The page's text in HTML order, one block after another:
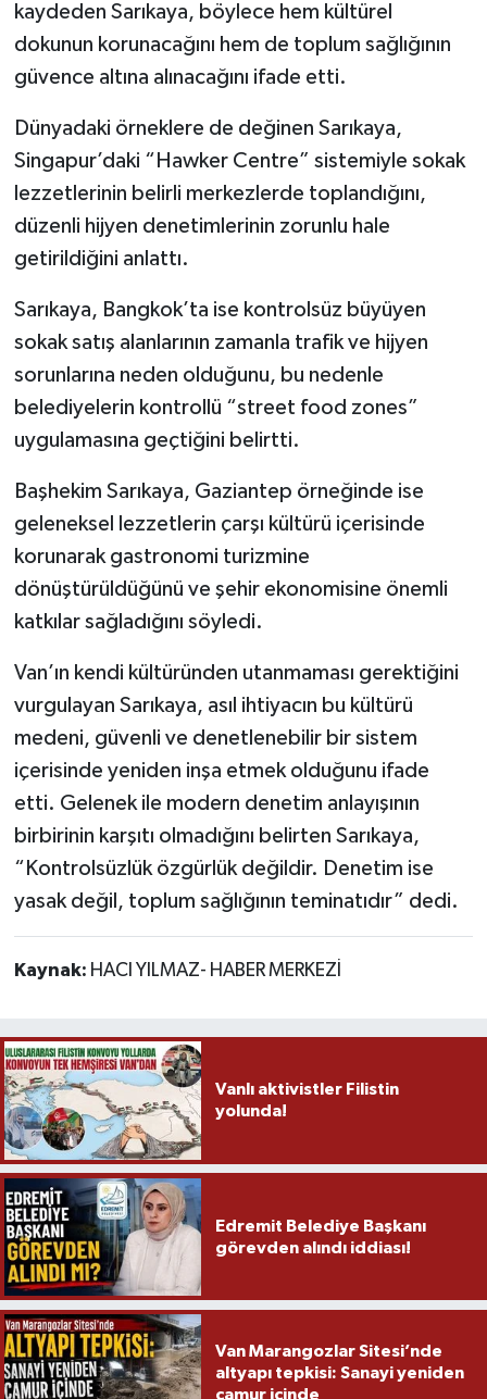
kaydeden Sarıkaya, böylece hem kültürel
dokunun korunacağını hem de toplum sağlığının
güvence altına alınacağını ifade etti.
Dünyadaki örneklere de değinen Sarıkaya,
Singapur’daki “Hawker Centre” sistemiyle sokak
lezzetlerinin belirli merkezlerde toplandığını,
düzenli hijyen denetimlerinin zorunlu hale
getirildiğini anlattı.
Sarıkaya, Bangkok’ta ise kontrolsüz büyüyen
sokak satış alanlarının zamanla trafik ve hijyen
sorunlarına neden olduğunu, bu nedenle
belediyelerin kontrollü “street food zones”
uygulamasına geçtiğini belirtti.
Başhekim Sarıkaya, Gaziantep örneğinde ise
geleneksel lezzetlerin çarşı kültürü içerisinde
korunarak gastronomi turizmine
dönüştürüldüğünü ve şehir ekonomisine önemli
katkılar sağladığını söyledi.
Van’ın kendi kültüründen utanmaması gerektiğini
vurgulayan Sarıkaya, asıl ihtiyacın bu kültürü
medeni, güvenli ve denetlenebilir bir sistem
içerisinde yeniden inşa etmek olduğunu ifade
etti. Gelenek ile modern denetim anlayışının
birbirinin karşıtı olmadığını belirten Sarıkaya,
“Kontrolsüzlük özgürlük değildir. Denetim ise
yasak değil, toplum sağlığının teminatıdır” dedi.
Kaynak: HACI YILMAZ- HABER MERKEZİ
Vanlı aktivistler Filistin
yolunda!
Edremit Belediye Başkanı
görevden alındı iddiası!
Van Marangozlar Sitesi’nde
altyapı tepkisi: Sanayi yeniden
çamur içinde